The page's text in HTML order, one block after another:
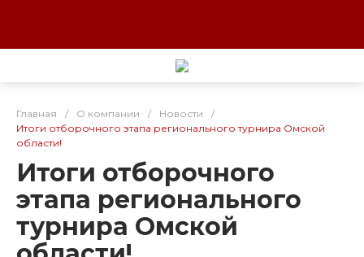
Главная / О компании / Новости
/
Итоги отборочного этапа регионального турнира Омской
области!
Итоги отборочного
этапа регионального
турнира Омской